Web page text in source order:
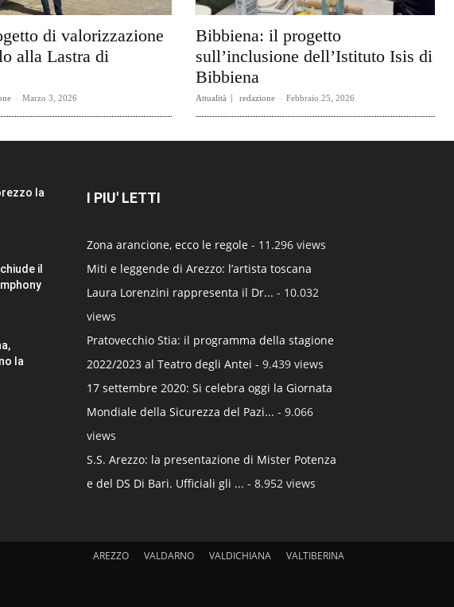
di valorizzazione
alla Lastra di
- Marzo 3, 2026
Bibbiena: il progetto
sull’inclusione dell’Istituto Isis di
Bibbiena
Attualità redazione - Febbraio 25, 2026
la
il
la
I PIU' LETTI
Zona arancione, ecco le regole - 11.296 views
Miti e leggende di Arezzo: l’artista toscana
Laura Lorenzini rappresenta il Dr... - 10.032
views
Pratovecchio Stia: il programma della stagione
2022/2023 al Teatro degli Antei - 9.439 views
17 settembre 2020: Si celebra oggi la Giornata
Mondiale della Sicurezza del Pazi... - 9.066
views
S.S. Arezzo: la presentazione di Mister Potenza
e del DS Di Bari. Ufficiali gli ... - 8.952 views
AREZZO VALDARNO VALDICHIANA VALTIBERINA